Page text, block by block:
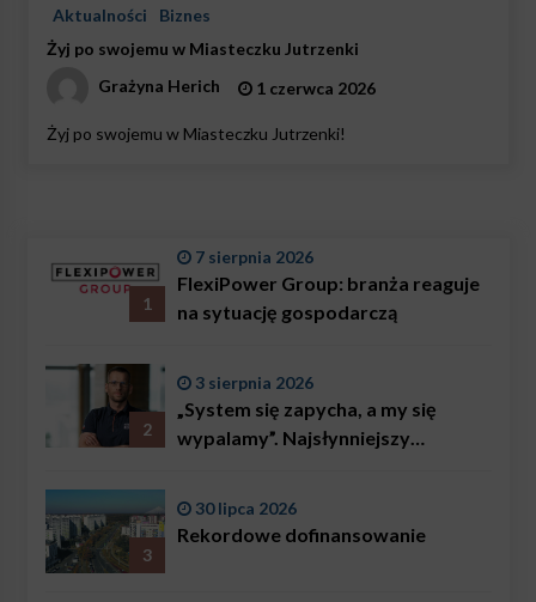
Aktualności
Biznes
Żyj po swojemu w Miasteczku Jutrzenki
Grażyna Herich
1 czerwca 2026
Żyj po swojemu w Miasteczku Jutrzenki!
1
7 sierpnia 2026
FlexiPower Group: branża reaguje
na sytuację gospodarczą
2
3 sierpnia 2026
„System się zapycha, a my się
wypalamy”. Najsłynniejszy
problemem są nie tylko choroby
3
30 lipca 2026
Rekordowe dofinansowanie